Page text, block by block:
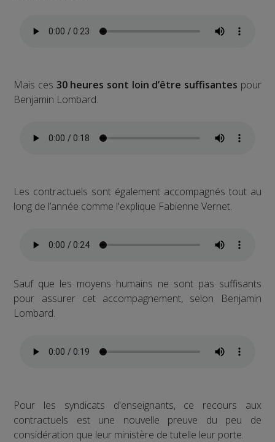
Mais ces 30 heures sont loin d’être suffisantes pour
Benjamin Lombard.
Les contractuels sont également accompagnés tout au
long de l’année comme l'explique Fabienne Vernet.
Sauf que les moyens humains ne sont pas suffisants
pour assurer cet accompagnement, selon Benjamin
Lombard.
Pour les syndicats d'enseignants, ce recours aux
contractuels est une nouvelle preuve du peu de
considération que leur ministère de tutelle leur porte.